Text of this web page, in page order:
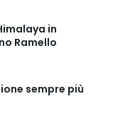
in
Ramello
sempre più